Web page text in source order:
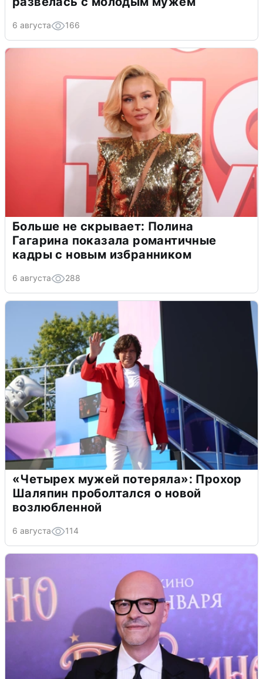
6 августа 166
Больше не скрывает: Полина
Гагарина показала романтичные
кадры с новым избранником
6 августа 288
«Четырех мужей потеряла»: Прохор
Шаляпин проболтался о новой
возлюбленной
6 августа 114